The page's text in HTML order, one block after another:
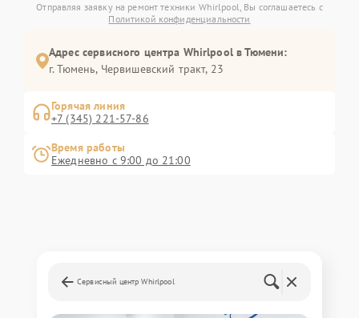
Отправляя заявку на ремонт техники Whirlpool, Вы соглашаетесь с
Политикой конфиденциальности
Адрес сервисного центра Whirlpool в Тюмени:
г. Тюмень, ​Червишевский тракт, 23
Горячая линия
+7 (345) 221-57-86
Время работы
Ежедневно с 9:00 до 21:00
Сервисный центр Whirlpool